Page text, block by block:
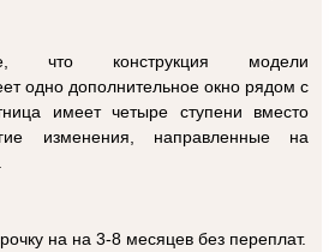
что конструкция модели
одно дополнительное окно рядом с
имеет четыре ступени вместо
изменения, направленные на
на на 3-8 месяцев без переплат.